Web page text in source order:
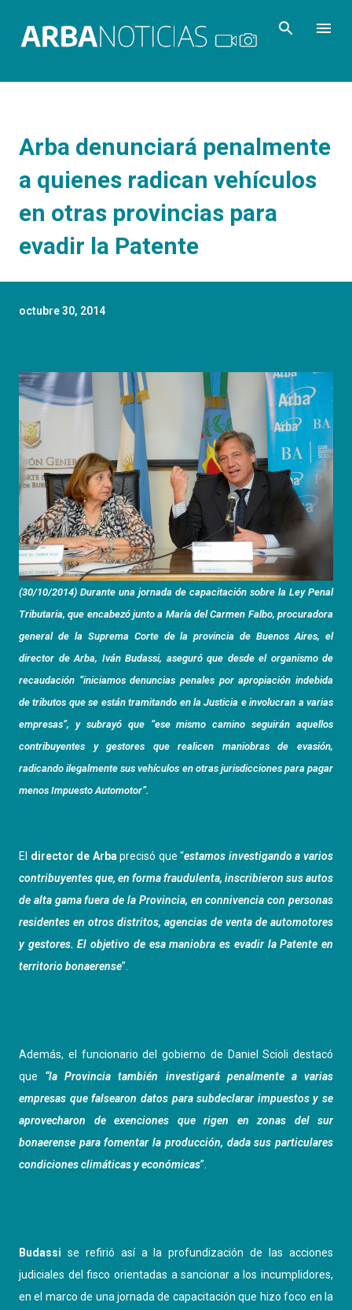
Arba denunciará penalmente
a quienes radican vehículos
en otras provincias para
evadir la Patente
octubre 30, 2014
(30/10/2014) Durante una jornada de capacitación sobre la Ley Penal
Tributaria, que encabezó junto a María del Carmen Falbo, procuradora
general de la Suprema Corte de la provincia de Buenos Aires, el
director de Arba, Iván Budassi, aseguró que desde el organismo de
recaudación “iniciamos denuncias penales por apropiación indebida
de tributos que se están tramitando en la Justicia e involucran a varias
empresas”, y subrayó que “ese mismo camino seguirán aquellos
contribuyentes y gestores que realicen maniobras de evasión,
radicando ilegalmente sus vehículos en otras jurisdicciones para pagar
menos Impuesto Automotor”.
El director de Arba precisó que “estamos investigando a varios
contribuyentes que, en forma fraudulenta, inscribieron sus autos
de alta gama fuera de la Provincia, en connivencia con personas
residentes en otros distritos, agencias de venta de automotores
y gestores. El objetivo de esa maniobra es evadir la Patente en
territorio bonaerense”.
Además, el funcionario del gobierno de Daniel Scioli destacó
que “la Provincia también investigará penalmente a varias
empresas que falsearon datos para subdeclarar impuestos y se
aprovecharon de exenciones que rigen en zonas del sur
bonaerense para fomentar la producción, dada sus particulares
condiciones climáticas y económicas”.
Budassi se refirió así a la profundización de las acciones
judiciales del fisco orientadas a sancionar a los incumplidores,
en el marco de una jornada de capacitación que hizo foco en la